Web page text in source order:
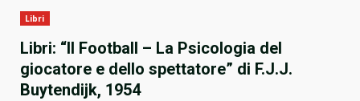
Libri
Libri: “Il Football – La Psicologia del
giocatore e dello spettatore” di F.J.J.
Buytendijk, 1954